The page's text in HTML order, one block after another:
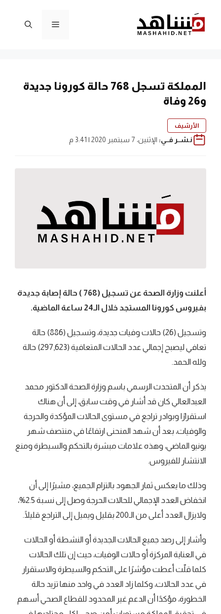
المحتوى
القائمة
المملكة تسجل 768 حالة كورونا جديدة
و26 وفاة
الأرشيف
نـشــر فــي: الإثنين، 7 سبتمبر 2020 | 3:41 م
أعلنت وزارة الصحة عن تسجيل (768 ) حالة إصابة جديدة
بفيروس كورونا المستجد خلال الـ24 ساعة الماضية.
وتسجيل (26) حالات وفيات جديدة، وتسجيل (886) حالة
تعافي ليصبح إجمالي عدد الحالات المتعافية (297,623) حالة
ولله الحمد.
يذكر أن المتحدث الرسمي باسم وزارة الصحة الدكتور محمد
العبدالعالي كان قد أشار في وقت سابق، إلى أن هناك
استقرارًا وبوادر تراجع في مستوى الحالات المؤكدة والحرجة
والوفيات، بعد أن شهد المنحنى ارتفاعًا في منتصف شهر
يونيو الماضي، وهذه علامات مبشرة بالتحكم والسيطرة ومنع
الانتشار للفيروس.
وذلك ما يعكس ثمار الجهود بالتزام الجميع، مشيرًا إلى أن
انخفاض العدد الإجمالي للحالات الحرجة وصل إلى نسبة 2.5%،
ولايزال العدد أعلى من الـ200 بقليل ويميل إلى التراجع قليلًا.
وأشار إلى رصد جميع الحالات الجديدة أو النشطة أو الحالات
في العناية المركزة أو حالات الوفيات، حيث إن تلك الحالات
كلما قلّت أعطت مؤشرًا على التحكم والسيطرة والاستقرار
في عدد الحالات، وكلما زاد العدد في واحد منها تزيد حالة
الخطورة، مؤكدًا أن الدعم غير المحدود للقطاع الصحي أسهم